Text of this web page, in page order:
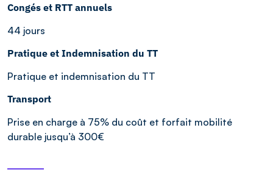
Congés et RTT annuels
44 jours
Pratique et Indemnisation du TT
Pratique et indemnisation du TT
Transport
Prise en charge à 75% du coût et forfait mobilité
durable jusqu’à 300€